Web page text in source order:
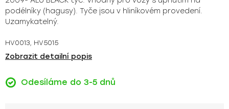
podélníky (hagusy). Tyče jsou v hliníkovém provedení.
Uzamykatelný.
HV0013, HV5015
Zobrazit detailní popis
Odesíláme do 3-5 dnů